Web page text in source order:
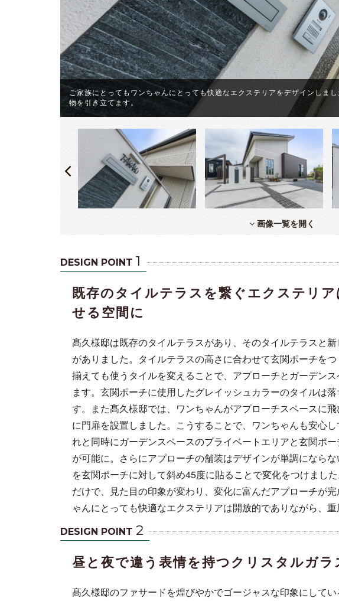
ご家族にとってもワンちゃんにとっても快適なエクステリアをデザインしま
物を引き立てます。
画像一覧を開く
DESIGN POINT 1
既存のタイルテラスを繋ぐエクステリ
せる空間に
髙久様邸は既存のタイルテラスがあり、そのタイルテラスと
がありました。タイルテラスの高さに合わせて玄関ポーチを
揃えても使うタイルを変えることで、アプローチとガーデン
ます。玄関ポーチに使用したグレイッシュカラーのタイルは
す。また髙久様邸では、ワンちゃんがアプローチスペースに
に門扉を設置しました。こうすることで、ワンちゃんも安心
れと同時にガーデンスペースのプライベートエリアと玄関ポ
が可能に。さらにアプローチの舗装はデザインが単調になら
を玄関ポーチに対して斜め45度に貼ることで変化をつけまし
だけで、見た目の印象が変わり、変化に富んだアプローチが
ゃんにとっても快適なエクステリアは開放的でありながら、重
DESIGN POINT 2
昼と夜で違う表情を持つクリスタルガ
髙久様邸のファサードを煌びやかでゴージャスな印象にして